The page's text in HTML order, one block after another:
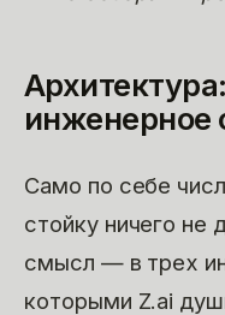
инженерное
Само по себе
стойку ничего не
смысл — в трех
которыми Z.ai